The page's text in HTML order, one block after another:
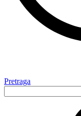
Pretraga